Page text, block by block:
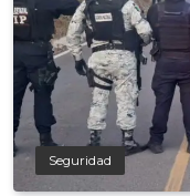
Seguridad